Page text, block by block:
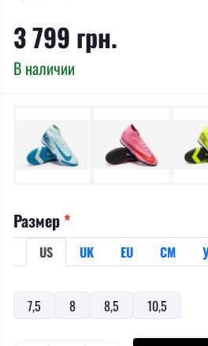
3 799 грн.
В наличии
Размер *
US UK EU СМ
7,5 8 8,5 10,5